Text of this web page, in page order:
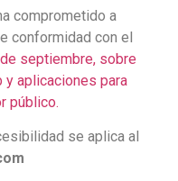
comprometido a
conformidad con el
septiembre, sobre
aplicaciones para
público.
se aplica al